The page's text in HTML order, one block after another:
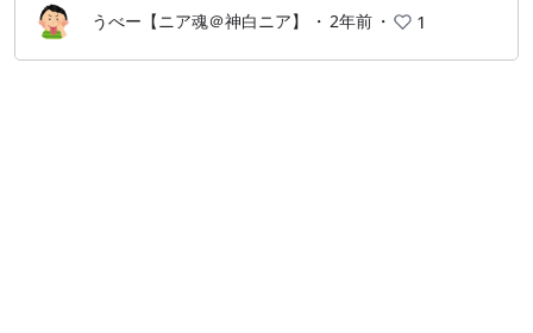
選択肢やED分岐などはなくゲームというより読み物と
いう感じでした。
うべー【ニア魂＠神白ニア】 ・ 2年前 ・ 1